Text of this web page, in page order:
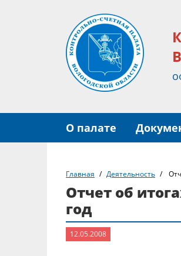
О палате
Главная Деятельность
Отчет об
год
12.05.2008